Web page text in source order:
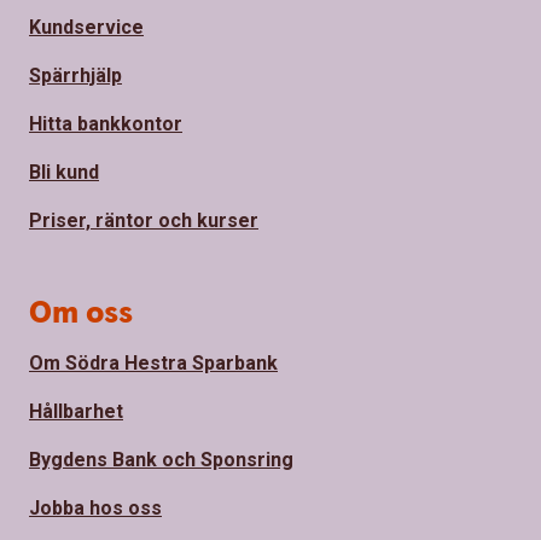
Kundservice
Spärrhjälp
Hitta bankkontor
Bli kund
Priser, räntor och kurser
Om oss
Om Södra Hestra Sparbank
Hållbarhet
Bygdens Bank och Sponsring
Jobba hos oss